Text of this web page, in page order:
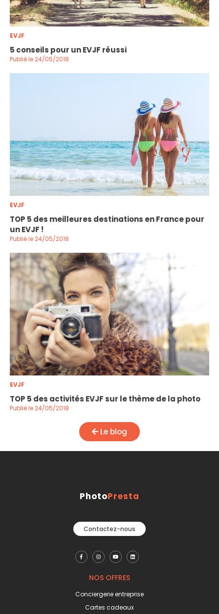
EVJF
5 conseils pour un EVJF réussi
Publié le 24/05/2018
EVJF
TOP 5 des meilleures destinations en France pour
un EVJF !
Publié le 24/05/2018
EVJF
TOP 5 des activités EVJF sur le thème de la photo
Publié le 24/05/2018
Le blog
PhotoPresta
Contactez-nous
NOS OFFRES
Conciergerie entreprise
Cartes cadeaux